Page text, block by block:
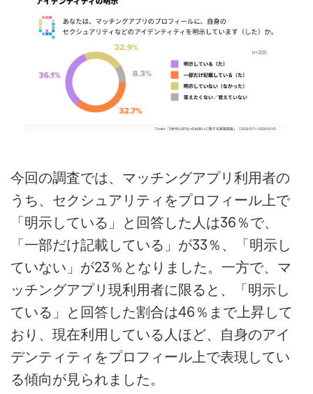
今回の調査では、マッチングアプリ利用者の
うち、セクシュアリティをプロフィール上で
「明示している」と回答した人は36％で、
「一部だけ記載している」が33％、「明示し
ていない」が23％となりました。一方で、マ
ッチングアプリ現利用者に限ると、「明示し
ている」と回答した割合は46％まで上昇して
おり、現在利用している人ほど、自身のアイ
デンティティをプロフィール上で表現してい
る傾向が見られました。